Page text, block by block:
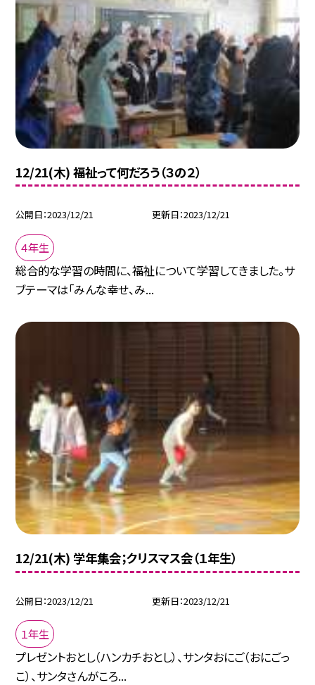
12/21(木) 福祉って何だろう（３の２）
公開日 2023/12/21 更新日 2023/12/21
４年生
総合的な学習の時間に、福祉について学習してきました。サ
ブテーマは「みんな幸せ、み...
12/21(木) 学年集会；クリスマス会（１年生）
公開日 2023/12/21 更新日 2023/12/21
１年生
プレゼントおとし（ハンカチおとし）、サンタおにご（おにごっ
こ）、サンタさんがころ...